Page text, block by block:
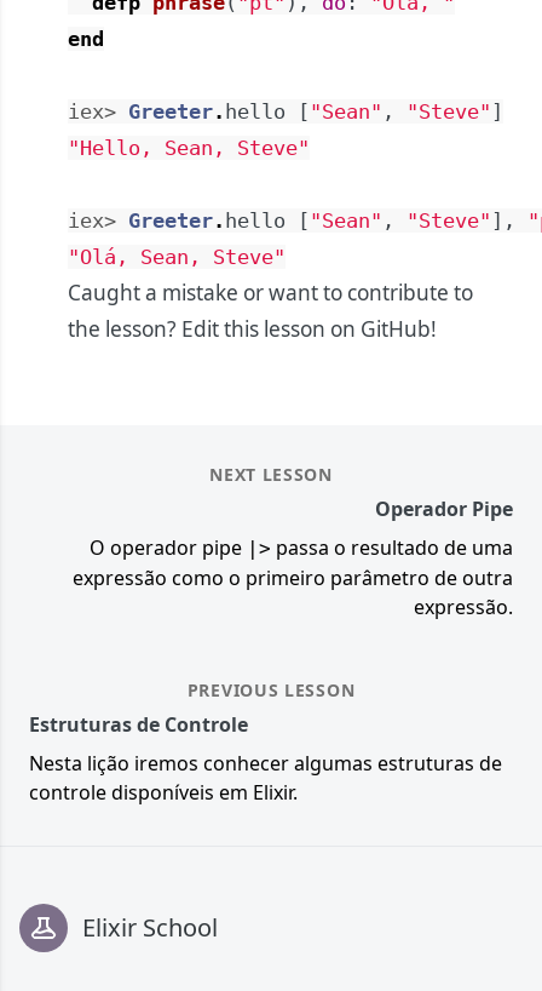
end
iex> Greeter. hello [ "Sean" , "Steve" ]
"Hello, Sean, Steve"
iex> Greeter. hello [ "Sean" , "Steve" ] ,
"Olá, Sean, Steve"
Caught a mistake or want to contribute to
the lesson? Edit this lesson on GitHub!
PREVIOUS LESSON
Estruturas de Controle
Nesta lição iremos conhecer algumas estruturas de
controle disponíveis em Elixir.
NEXT LESSON
Operador Pipe
O operador pipe |> passa o resultado de uma
expressão como o primeiro parâmetro de outra
expressão.
Elixir School